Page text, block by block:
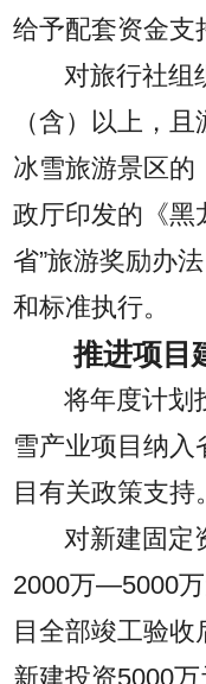
给予配套资金支
对旅行社组
（含）以上，
冰雪旅游景区的
政厅印发的《黑
省”旅游奖励办
和标准执行。
推进项目
将年度计划
雪产业项目纳入
目有关政策支持
对新建固定
2000万—5000
目全部竣工验收
新建投资5000